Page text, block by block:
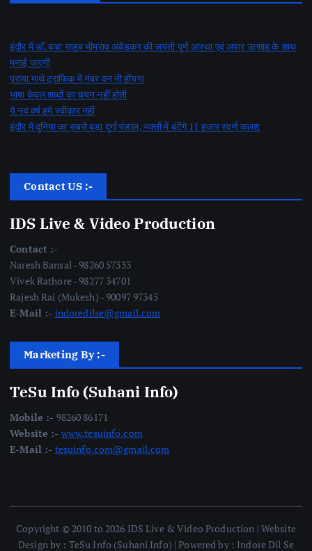
इंदौर में डॉ. बाबा साहब भीमराव अंबेडकर की जयंती पूर्ण आस्था एवं अपार उत्साह के साथ
मनाई जाएगी
पराया माथे ट्राफिक में नंबर वन नी होंयगा
भाषा केवल शब्दों का चयन नहीं होती
ये नव वर्ष हमे स्वीकार नहीं
इंदौर में दुनिया का सबसे बड़ा दुर्गा पंडाल, भक्तों में बंटेंगे 11 हजार स्वर्ण कलश
Contact US :-
IDS Live & Video Production
Contact :-
Naresh Bansal - 98260 57333
Vivek Rathore - 98277 34701
Rajesh Rai (Mukesh) - 90097 97345
E-Mail :- indoredilse@gmail.com
Marketing By :-
TeSu Info (Suhani Info)
Mobile :- 98260 86171
Website :- www.tesuinfo.com
E-Mail :- tesuinfo.com@gmail.com
Copyright © 2010 to 2026 IDS Live & Video Production | Website
Design by : TeSu Info (Suhani Info) | Powered by : Indore Dil Se